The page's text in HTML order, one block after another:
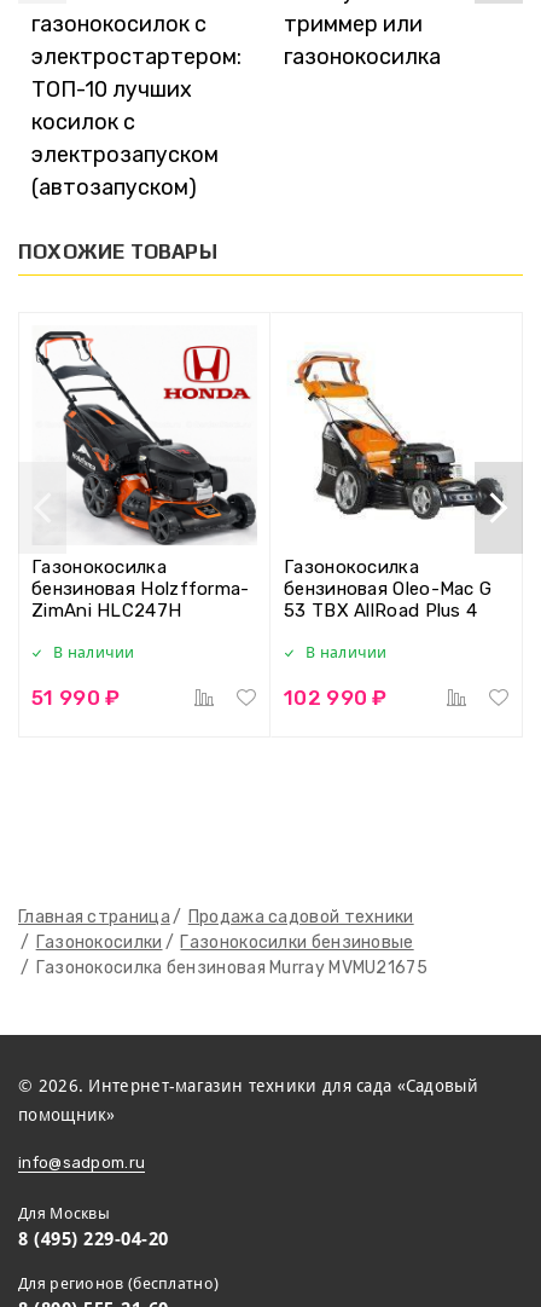
Главная страница
Продажа садовой техники
Газонокосилки
Газонокосилки бензиновые
Газонокосилка бензиновая Murray MVMU21675
газонокосилок с
электростартером:
ТОП-10 лучших
косилок с
электрозапуском
(автозапуском)
триммер или
газонокосилка
ПОХОЖИЕ ТОВАРЫ
Газонокосилка
бензиновая Holzfforma-
ZimAni HLC247H
В наличии
51 990 ₽
Газонокосилка
бензиновая Oleo-Mac G
53 TBX AllRoad Plus 4
В наличии
102 990 ₽
© 2026. Интернет-магазин техники для сада «Садовый
помощник»
info@sadpom.ru
Для Москвы
8 (495) 229-04-20
Для регионов (бесплатно)